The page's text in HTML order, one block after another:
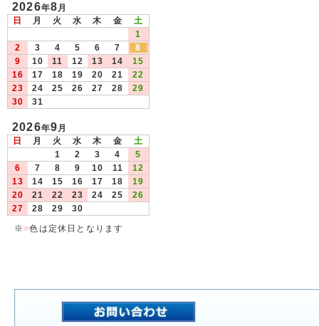
2026年8月
日
月 火 水 木 金
土
1
2
3 4 5 6 7
8
9
10 11 12 13 14
15
16
17 18 19 20 21
22
23
24 25 26 27 28
29
30
31
2026年9月
日
月 火 水 木 金
土
1
2 3 4
5
6
7 8 9 10 11
12
13
14 15 16 17 18
19
20
21 22 23 24 25
26
27
28 29
30
※ ■色は定休日となります